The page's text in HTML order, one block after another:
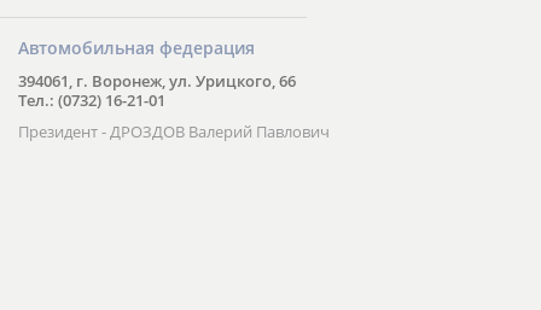
Автомобильная федерация
394061, г. Воронеж, ул. Урицкого, 66
Тел.: (0732) 16-21-01
Президент - ДРОЗДОВ Валерий Павлович